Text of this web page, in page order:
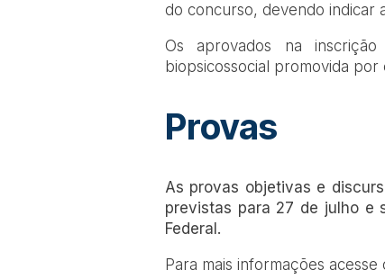
do concurso, devendo indicar
Os aprovados na
biopsicossocial promovida
Provas
As provas objetivas e
previstas para 27 de julho e
Federal.
Para mais informações acesse